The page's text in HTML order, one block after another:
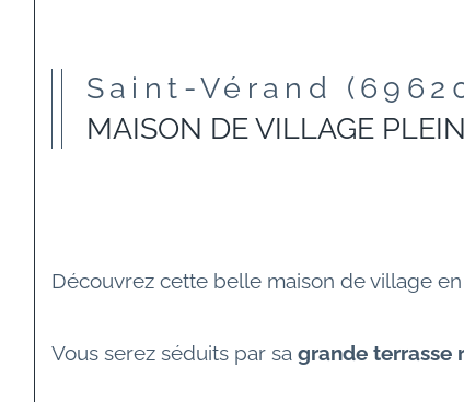
Saint-Vérand
MAISON DE VILLAGE
Découvrez cette belle maison de village
Vous serez séduits par sa grande terrasse